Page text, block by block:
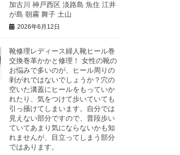
加古川 神戸西区 淡路島 魚住 江井
が島 朝霧 舞子 土山
2026年6月12日
靴修理レディース婦人靴ヒール巻
交換巻革かかと修理！ 女性の靴の
お悩みで多いのが、ヒール周りの
剥がれではないでしょうか？穴の
空いた溝蓋にヒールをもっていか
れたり、気をつけて歩いていても
引っ掻けてしまいます。自分では
見えない部分ですので、普段歩い
ていてあまり気にならないかも知
れませんが、目立ってしまう部分
ではあります。